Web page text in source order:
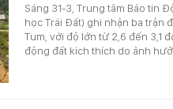
Sáng 31-3, Trung tâm Báo tin
học Trái Đất) ghi nhận ba trận
Tum, với độ lớn từ 2,6 đến 3,1
động đất kích thích do ảnh